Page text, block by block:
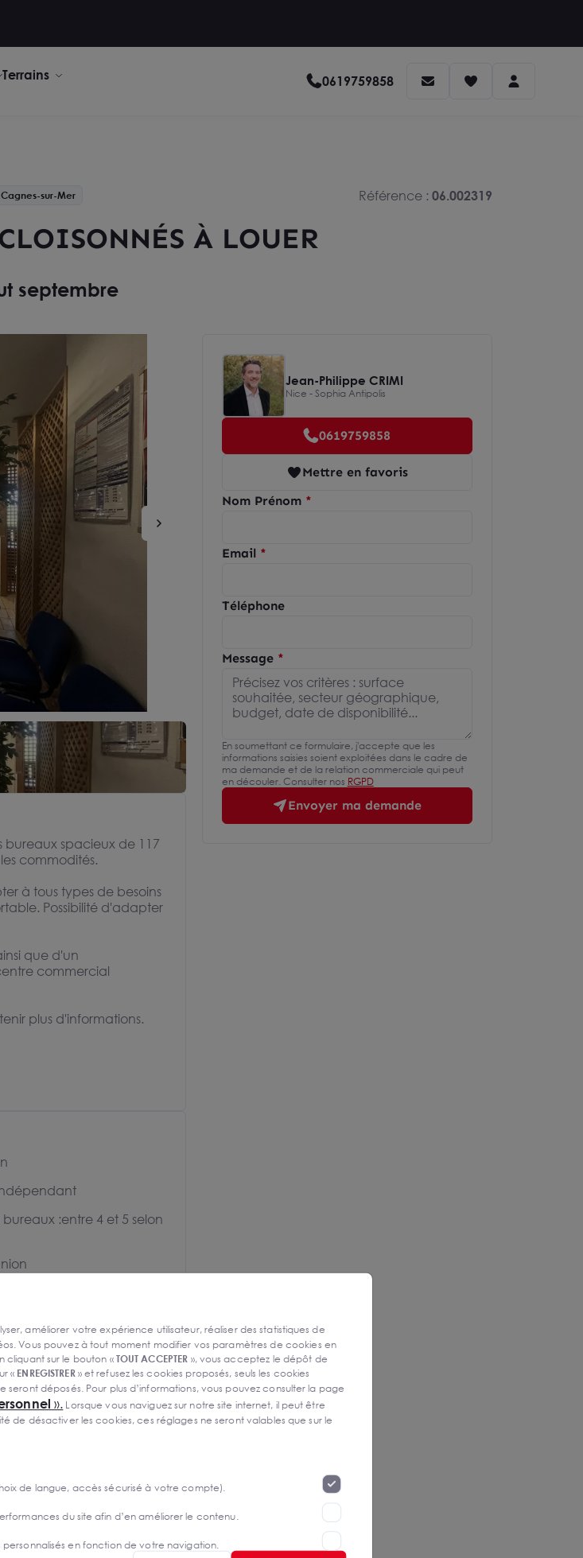
Terrains 0619759858
Cagnes-sur-Mer Référence : 06.002319
À LOUER
septembre
spacieux de 117
commodités.
à tous types de besoins
Possibilité d'adapter
que d'un
commercial
plus d'informations.
:entre 4 et 5 selon
Jean-Philippe CRIMI
Nice - Sophia Antipolis
0619759858
Mettre en favoris
Nom Prénom
Email
Téléphone
Message
En soumettant ce formulaire, j'accepte que les
informations saisies soient exploitées dans le cadre de
ma demande et de la relation commerciale qui peut
en découler. Consulter nos RGPD
Envoyer ma demande
améliorer votre expérience utilisateur, réaliser des statistiques de
Vous pouvez à tout moment modifier vos paramètres de cookies en
cliquant sur le bouton «TOUT ACCEPTER », vous acceptez le dépôt de
« ENREGISTRER» et refusez les cookies proposés, seuls les cookies
déposés. Pour plus d’informations, vous pouvez consulter la page
». Lorsque vous naviguez sur notre site internet, il peut être
de désactiver les cookies, ces réglages ne seront valables que sur le
de langue, accès sécurisé à votre compte).
du site afin d’en améliorer le contenu.
en fonction de votre navigation.